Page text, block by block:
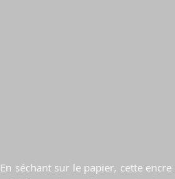
En séchant sur le papier, cette